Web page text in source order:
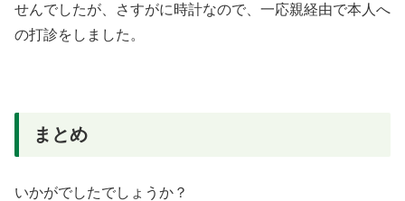
せんでしたが、さすがに時計なので、一応親経由で本人へ
の打診をしました。
まとめ
いかがでしたでしょうか？